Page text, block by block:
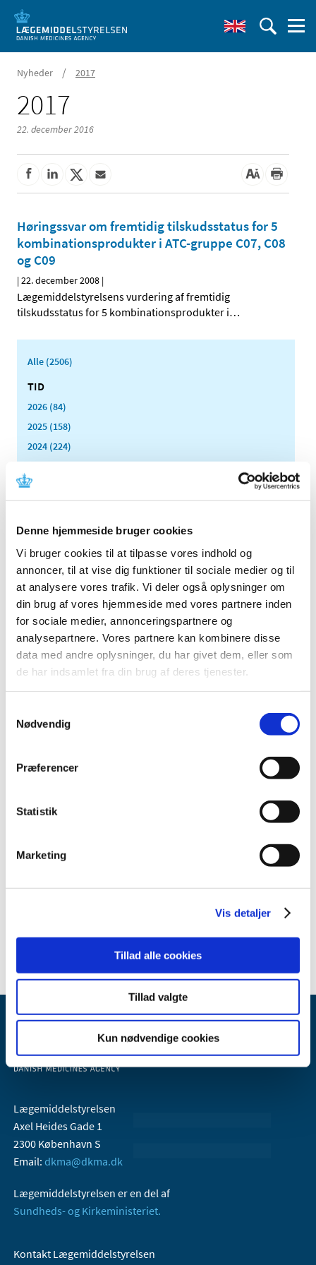
Denne hjemmeside bruger cookies
Vi bruger cookies til at tilpasse vores indhold og
annoncer, til at vise dig funktioner til sociale medier og til
at analysere vores trafik. Vi deler også oplysninger om
din brug af vores hjemmeside med vores partnere inden
for sociale medier, annonceringspartnere og
analysepartnere. Vores partnere kan kombinere disse
data med andre oplysninger, du har givet dem, eller som
de har indsamlet fra din brug af deres tjenester.
Nødvendig
Præferencer
Statistik
Marketing
Vis detaljer
Tillad alle cookies
Tillad valgte
Kun nødvendige cookies
Nyheder / 2017
2017
22. december 2016
Høringssvar om fremtidig tilskudsstatus for 5
kombinationsprodukter i ATC-gruppe C07, C08
og C09
|22. december 2008 |
Lægemiddelstyrelsens vurdering af fremtidig
tilskudsstatus for 5 kombinationsprodukter i…
Alle (2506)
TID
2026 (84)
2025 (158)
2024 (224)
2023 (195)
2022 (197)
2021 (516)
2020 (263)
2018 (150)
2017 (167)
2016 (167)
2015 (33)
2014 (44)
2010 (7)
2008 (8)
oktober (2)
juli (1)
2007 (3)
Lægemiddelstyrelsen
Axel Heides Gade 1
2300 København S
Email: dkma@dkma.dk
Lægemiddelstyrelsen er en del af
Sundheds- og Kirkeministeriet.
Kontakt Lægemiddelstyrelsen